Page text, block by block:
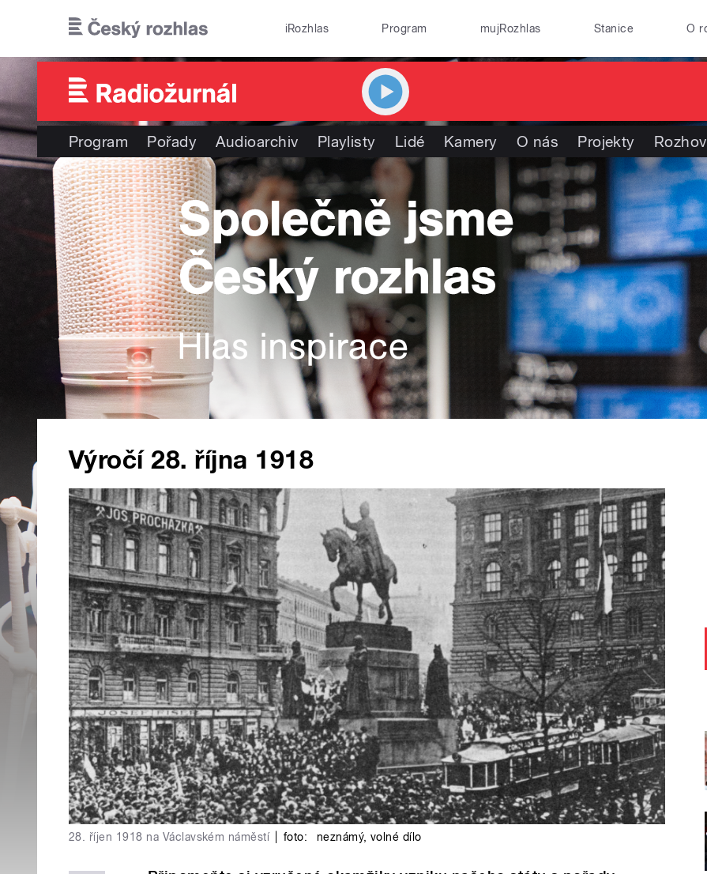
iRozhlas Program mujRozhlas Stanice O
Program Pořady Audioarchiv Playlisty Lidé Kamery O nás Projekty
Výročí 28. října 1918
28. říjen 1918 na Václavském náměstí foto: neznámý, volné dílo